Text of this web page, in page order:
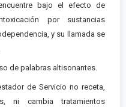
bajo el efecto de
por sustancias
y su llamada se
de palabras altisonantes.
de Servicio no receta,
ni cambia tratamientos